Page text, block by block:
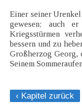
Einer seiner
gewesen; auch
Kriegsstürmen
bessern und zu
Großherzog Georg,
Seinem
‹ Kapitel zurück